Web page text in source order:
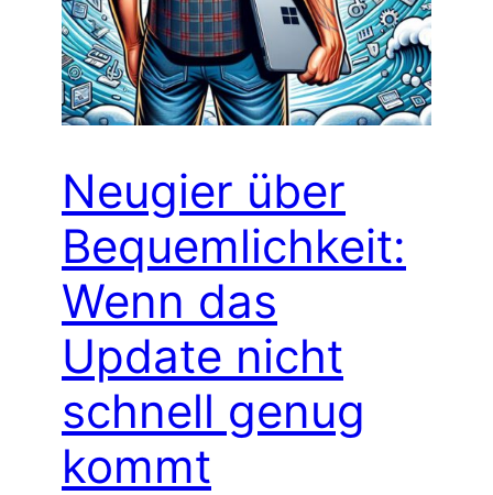
Neugier über
Bequemlichkeit:
Wenn das
Update nicht
schnell genug
kommt